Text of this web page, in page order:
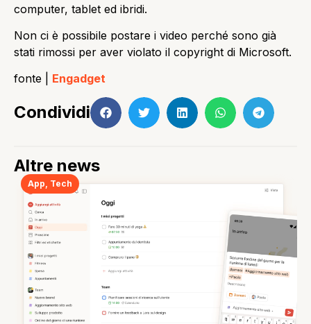
computer, tablet ed ibridi.
Non ci è possibile postare i video perché sono già
stati rimossi per aver violato il copyright di Microsoft.
fonte | Engadget
Condividi
Altre news
App Tech